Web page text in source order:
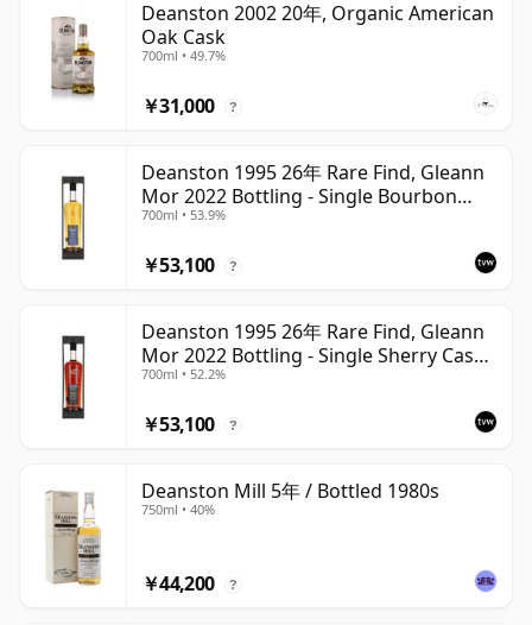
Deanston 2002 20年, Organic American
Oak Cask
700ml • 49.7%
￥31,000 ?
Deanston 1995 26年 Rare Find, Gleann
Mor 2022 Bottling - Single Bourbon
Cask 4392
700ml • 53.9%
￥53,100 ?
Deanston 1995 26年 Rare Find, Gleann
Mor 2022 Bottling - Single Sherry Cask
4392A
700ml • 52.2%
￥53,100 ?
Deanston Mill 5年 / Bottled 1980s
750ml • 40%
￥44,200 ?